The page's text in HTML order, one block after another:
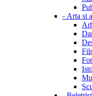
- Arta si